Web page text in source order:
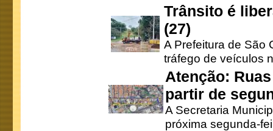
Trânsito é
(27)
A Prefeitura de São
tráfego de veículos
Atenção:
partir de
A Secretaria
próxima segunda-